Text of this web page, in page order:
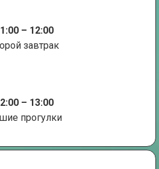
– 12:00
завтрак
– 13:00
прогулки